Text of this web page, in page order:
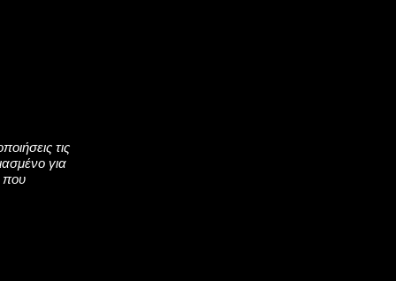
τις
για
που